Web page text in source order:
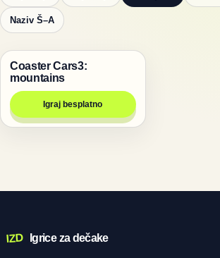
Naziv Š–A
Igre
Coaster Cars3:
mountains
Igraj besplatno
IZD Igrice za dečake